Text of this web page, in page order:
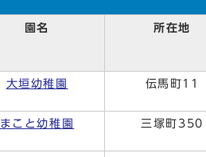
園名 所在地
大垣幼稚園 伝馬町11
まこと幼稚園 三塚町350